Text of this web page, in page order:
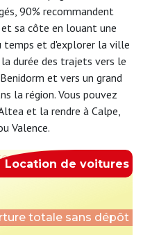
90% recommandent
sa côte en louant une
temps et d'explorer la ville
durée des trajets vers le
et vers un grand
la région. Vous pouvez
et la rendre à Calpe,
Valence.
totale sans dépôt
Location de voitures